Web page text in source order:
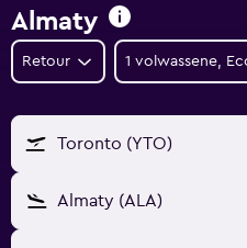
Almaty
Retour 1 volwassene,
Toronto (YTO)
Almaty (ALA)